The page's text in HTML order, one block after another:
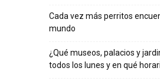
Cada vez más perritos
mundo
¿Qué museos, palacios y
todos los lunes y en qué